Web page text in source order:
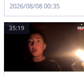
2026/08/08 00:35
35:19